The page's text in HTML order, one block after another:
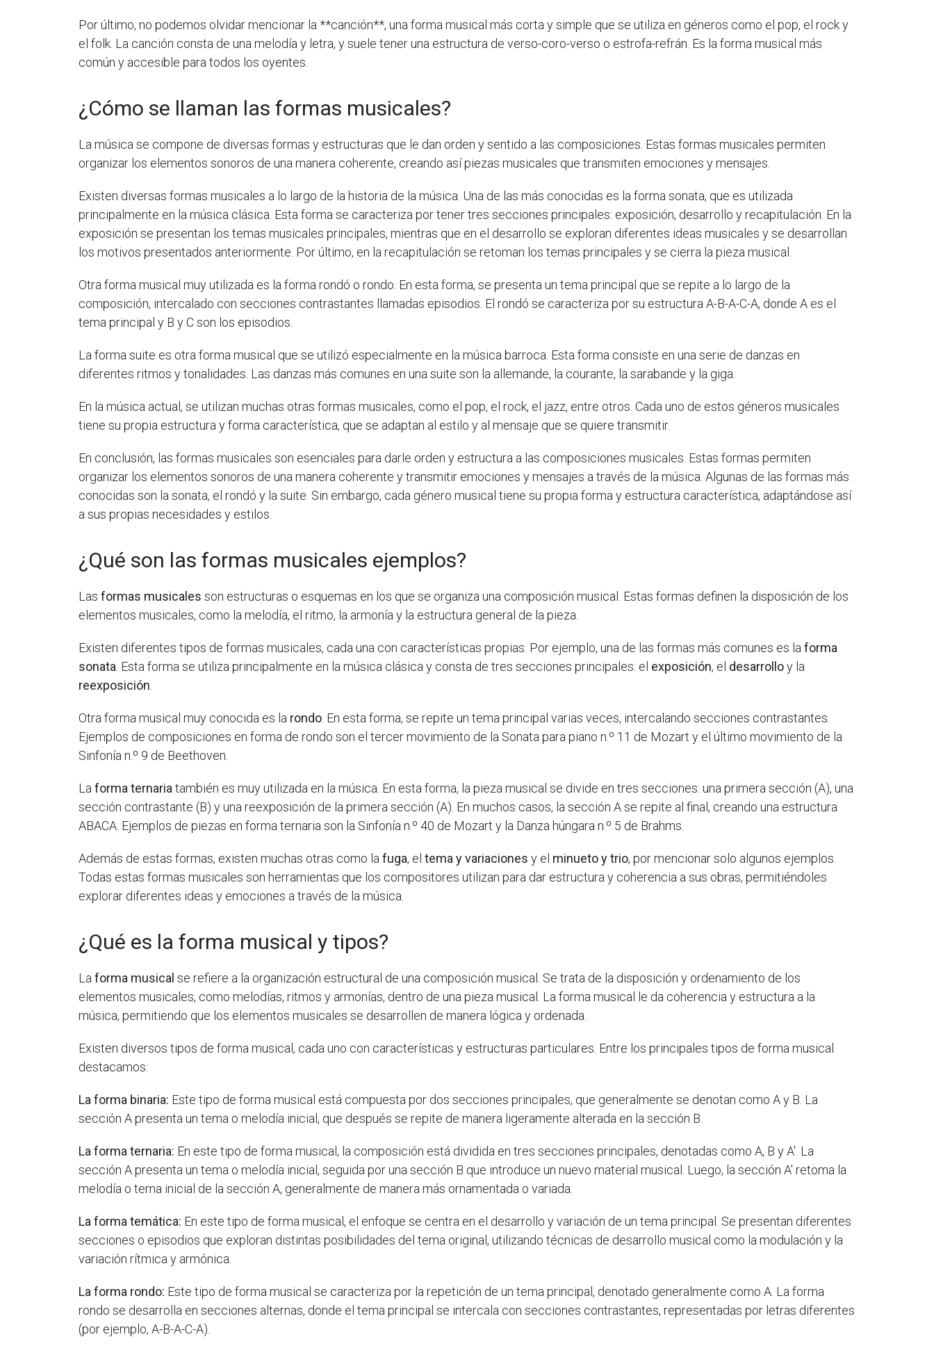
Por último, no podemos olvidar mencionar la **canción**, una forma musical más corta y simple que se utiliza en géneros como el pop, el rock y
el folk. La canción consta de una melodía y letra, y suele tener una estructura de verso-coro-verso o estrofa-refrán. Es la forma musical más
común y accesible para todos los oyentes.
¿Cómo se llaman las formas musicales?
La música se compone de diversas formas y estructuras que le dan orden y sentido a las composiciones. Estas formas musicales permiten
organizar los elementos sonoros de una manera coherente, creando así piezas musicales que transmiten emociones y mensajes.
Existen diversas formas musicales a lo largo de la historia de la música. Una de las más conocidas es la forma sonata, que es utilizada
principalmente en la música clásica. Esta forma se caracteriza por tener tres secciones principales: exposición, desarrollo y recapitulación. En la
exposición se presentan los temas musicales principales, mientras que en el desarrollo se exploran diferentes ideas musicales y se desarrollan
los motivos presentados anteriormente. Por último, en la recapitulación se retoman los temas principales y se cierra la pieza musical.
Otra forma musical muy utilizada es la forma rondó o rondo. En esta forma, se presenta un tema principal que se repite a lo largo de la
composición, intercalado con secciones contrastantes llamadas episodios. El rondó se caracteriza por su estructura A-B-A-C-A, donde A es el
tema principal y B y C son los episodios.
La forma suite es otra forma musical que se utilizó especialmente en la música barroca. Esta forma consiste en una serie de danzas en
diferentes ritmos y tonalidades. Las danzas más comunes en una suite son la allemande, la courante, la sarabande y la giga.
En la música actual, se utilizan muchas otras formas musicales, como el pop, el rock, el jazz, entre otros. Cada uno de estos géneros musicales
tiene su propia estructura y forma característica, que se adaptan al estilo y al mensaje que se quiere transmitir.
En conclusión, las formas musicales son esenciales para darle orden y estructura a las composiciones musicales. Estas formas permiten
organizar los elementos sonoros de una manera coherente y transmitir emociones y mensajes a través de la música. Algunas de las formas más
conocidas son la sonata, el rondó y la suite. Sin embargo, cada género musical tiene su propia forma y estructura característica, adaptándose así
a sus propias necesidades y estilos.
¿Qué son las formas musicales ejemplos?
Lasformas musicales son estructuras o esquemas en los que se organiza una composición musical. Estas formas definen la disposición de los
elementos musicales, como la melodía, el ritmo, la armonía y la estructura general de la pieza.
Existen diferentes tipos de formas musicales, cada una con características propias. Por ejemplo, una de las formas más comunes es laforma
sonata . Esta forma se utiliza principalmente en la música clásica y consta de tres secciones principales: el exposición, el desarrolloy la
reexposición
Otra forma musical muy conocida es la rondo . En esta forma, se repite un tema principal varias veces, intercalando secciones contrastantes.
Ejemplos de composiciones en forma de rondo son el tercer movimiento de la Sonata para piano n.º 11 de Mozart y el último movimiento de la
Sinfonía n.º 9 de Beethoven.
Laforma ternaria también es muy utilizada en la música. En esta forma, la pieza musical se divide en tres secciones: una primera sección (A), una
sección contrastante (B) y una reexposición de la primera sección (A). En muchos casos, la sección A se repite al final, creando una estructura
ABACA. Ejemplos de piezas en forma ternaria son la Sinfonía n.º 40 de Mozart y la Danza húngara n.º 5 de Brahms.
Además de estas formas, existen muchas otras como lafuga, eltema y variaciones y el minueto y trio, por mencionar solo algunos ejemplos.
Todas estas formas musicales son herramientas que los compositores utilizan para dar estructura y coherencia a sus obras, permitiéndoles
explorar diferentes ideas y emociones a través de la música.
¿Qué es la forma musical y tipos?
Laforma musical se refiere a la organización estructural de una composición musical. Se trata de la disposición y ordenamiento de los
elementos musicales, como melodías, ritmos y armonías, dentro de una pieza musical. La forma musical le da coherencia y estructura a la
música, permitiendo que los elementos musicales se desarrollen de manera lógica y ordenada.
Existen diversos tipos de forma musical, cada uno con características y estructuras particulares. Entre los principales tipos de forma musical
destacamos:
La forma binaria: Este tipo de forma musical está compuesta por dos secciones principales, que generalmente se denotan como A y B. La
sección A presenta un tema o melodía inicial, que después se repite de manera ligeramente alterada en la sección B.
La forma ternaria: En este tipo de forma musical, la composición está dividida en tres secciones principales, denotadas como A, B y A'. La
sección A presenta un tema o melodía inicial, seguida por una sección B que introduce un nuevo material musical. Luego, la sección A' retoma la
melodía o tema inicial de la sección A, generalmente de manera más ornamentada o variada.
La forma temática: En este tipo de forma musical, el enfoque se centra en el desarrollo y variación de un tema principal. Se presentan diferentes
secciones o episodios que exploran distintas posibilidades del tema original, utilizando técnicas de desarrollo musical como la modulación y la
variación rítmica y armónica.
La forma rondo: Este tipo de forma musical se caracteriza por la repetición de un tema principal, denotado generalmente como A. La forma
rondo se desarrolla en secciones alternas, donde el tema principal se intercala con secciones contrastantes, representadas por letras diferentes
(por ejemplo, A-B-A-C-A).